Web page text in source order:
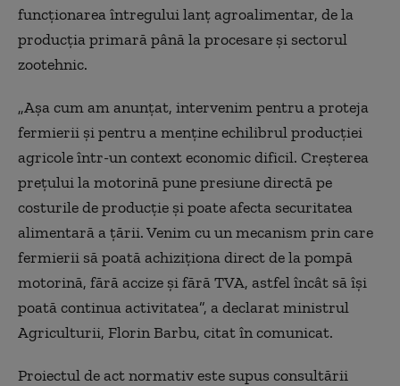
funcţionarea întregului lanţ agroalimentar, de la
producţia primară până la procesare şi sectorul
zootehnic.
„Aşa cum am anunţat, intervenim pentru a proteja
fermierii şi pentru a menţine echilibrul producţiei
agricole într-un context economic dificil. Creşterea
preţului la motorină pune presiune directă pe
costurile de producţie şi poate afecta securitatea
alimentară a ţării. Venim cu un mecanism prin care
fermierii să poată achiziţiona direct de la pompă
motorină, fără accize şi fără TVA, astfel încât să îşi
poată continua activitatea”, a declarat ministrul
Agriculturii, Florin Barbu, citat în comunicat.
Proiectul de act normativ este supus consultării